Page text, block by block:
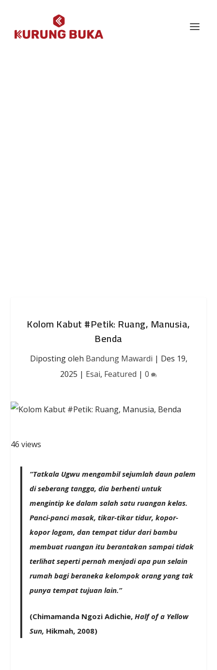
Kolom Kabut #Petik: Ruang, Manusia,
Benda
Diposting oleh Bandung Mawardi | Des 19,
2025 | Esai, Featured | 0
46 views
“Tatkala Ugwu mengambil sejumlah daun palem
di seberang tangga, dia berhenti untuk
mengintip ke dalam salah satu ruangan kelas.
Panci-panci masak, tikar-tikar tidur, kopor-
kopor logam, dan tempat tidur dari bambu
membuat ruangan itu berantakan sampai tidak
terlihat seperti pernah menjadi apa pun selain
rumah bagi beraneka kelompok orang yang tak
punya tempat tujuan lain.”
(Chimamanda Ngozi Adichie,Half of a Yellow
Sun, Hikmah, 2008)